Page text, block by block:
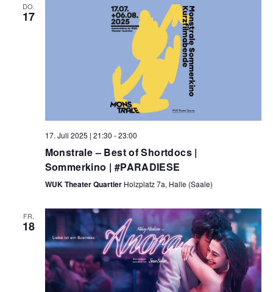
DO.
17
17. Juli 2025 | 21:30 -23:00
Monstrale – Best of Shortdocs |
Sommerkino | #PARADIESE
WUK Theater Quartier Holzplatz 7a, Halle (Saale)
FR.
18